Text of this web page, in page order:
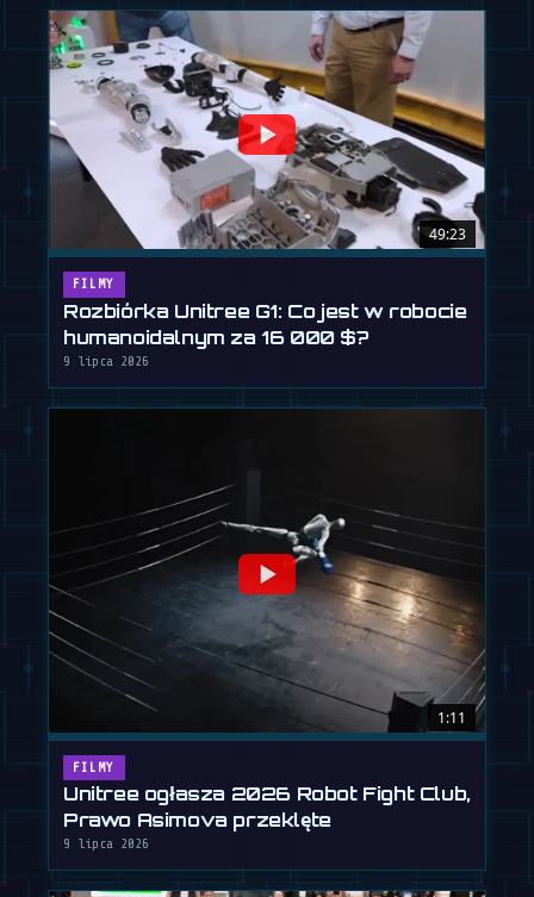
49:23
FILMY
Rozbiórka Unitree G1: Co jest w robocie
humanoidalnym za 16 000 $?
9 lipca 2026
1:11
FILMY
Unitree ogłasza 2026 Robot Fight Club,
Prawo Asimova przeklęte
9 lipca 2026